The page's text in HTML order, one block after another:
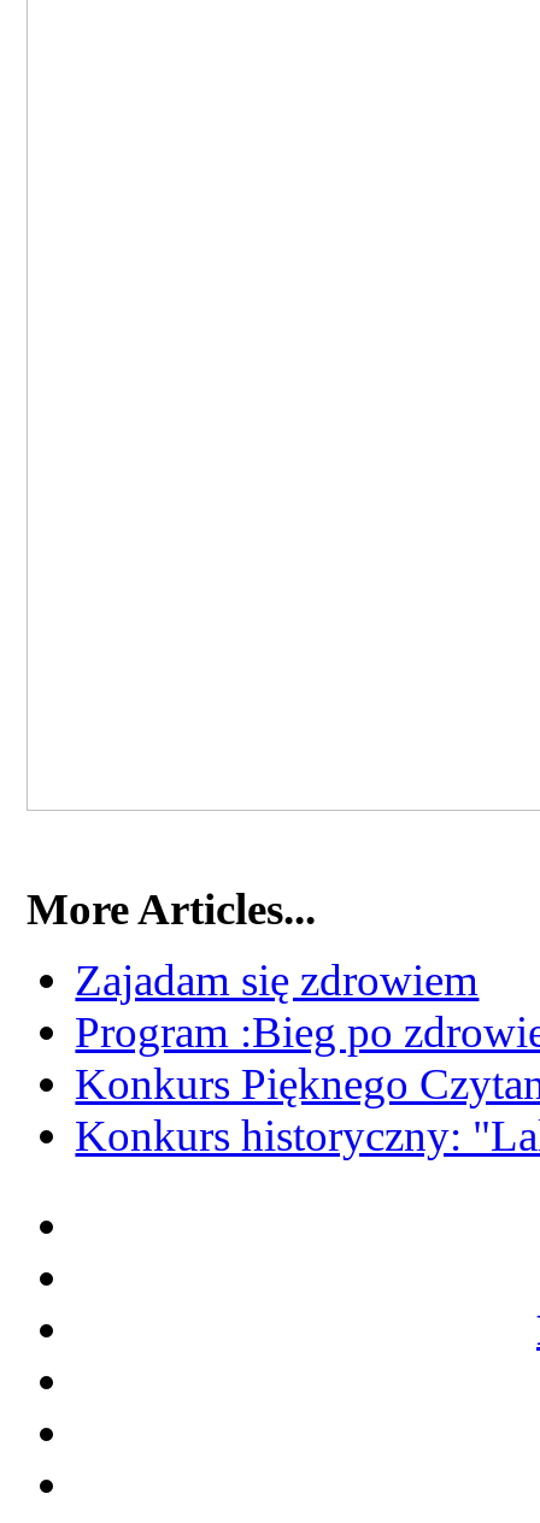
More Articles...
Zajadam się zdrowiem
Program :Bieg po
Konkurs Pięknego
Konkurs historyczny: